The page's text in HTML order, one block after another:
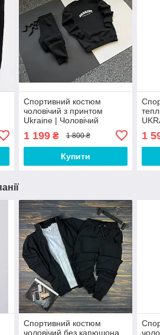
Спортивний костюм
чоловічий з принтом
Ukraine | Чоловічий
світшот + штани з принтом
UA
1 199₴ 1 800 ₴
Купити
1
Спортивний костюм
чоловічий без капюшона